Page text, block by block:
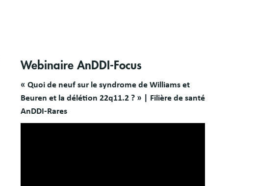
Webinaire AnDDI-Focus
« Quoi de neuf sur le syndrome de Williams et
Beuren et la délétion 22q11.2 ? » | Filière de santé
AnDDI-Rares